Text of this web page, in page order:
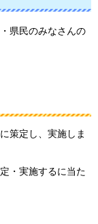
県民のみなさんの
策定し、実施しま
・実施するに当た